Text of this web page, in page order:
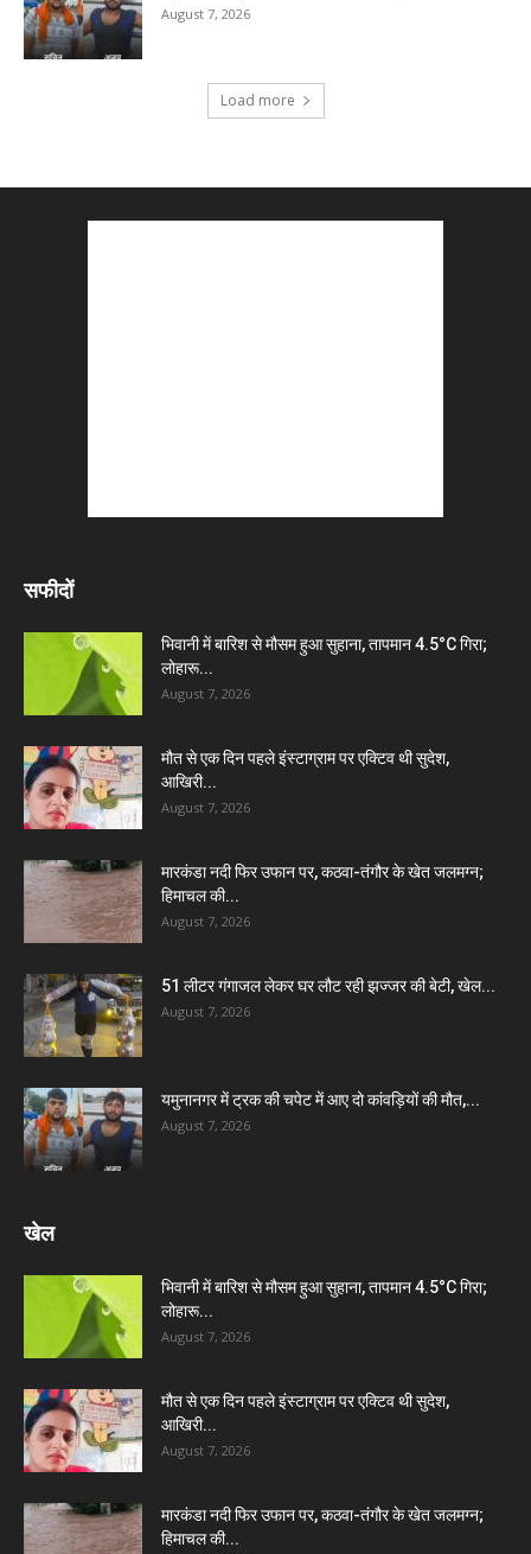
August 7, 2026
Load more
सफीदों
भिवानी में बारिश से मौसम हुआ सुहाना, तापमान 4.5°C गिरा;
लोहारू...
August 7, 2026
मौत से एक दिन पहले इंस्टाग्राम पर एक्टिव थी सुदेश,
आखिरी...
August 7, 2026
मारकंडा नदी फिर उफान पर, कठवा-तंगौर के खेत जलमग्न;
हिमाचल की...
August 7, 2026
51 लीटर गंगाजल लेकर घर लौट रही झज्जर की बेटी, खेल...
August 7, 2026
यमुनानगर में ट्रक की चपेट में आए दो कांवड़ियों की मौत,...
August 7, 2026
खेल
भिवानी में बारिश से मौसम हुआ सुहाना, तापमान 4.5°C गिरा;
लोहारू...
August 7, 2026
मौत से एक दिन पहले इंस्टाग्राम पर एक्टिव थी सुदेश,
आखिरी...
August 7, 2026
मारकंडा नदी फिर उफान पर, कठवा-तंगौर के खेत जलमग्न;
हिमाचल की...